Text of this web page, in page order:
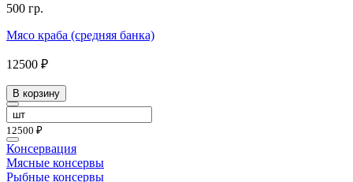
500 гр.
Мясо краба (средняя банка)
12500 ₽
В корзину
12500 ₽
Консервация
Мясные консервы
Рыбные консервы